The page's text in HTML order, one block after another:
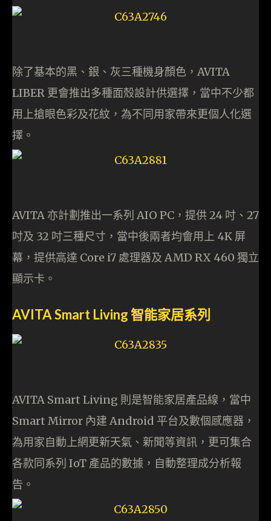
除了基本的黑、銀、灰三種機身顏色，AVITA
LIBER 更會推出多種面殼設計供選擇，當中不少都
用上搶眼色彩及花紋，為不同用家帶來更個人化選
擇。
AVITA 亦計劃推出一系列 AIO PC，提供 24 吋、27
吋及 32 吋三種尺寸，當中後兩者均會用上 4K 屏
幕，提供高達 Core i7 處理器及 AMD RX 460 獨立
顯示卡。
AVITA Smart Living 智能家居系列
AVITA Smart Living 則是智能家居產品線，當中
Smart Mirror 內建 Android 平台及數個感應器，
為用家自動上網更新天氣、新聞等資訊，更可集合
各款同系列 IoT 產品的數據，自動整理成分析報
告。